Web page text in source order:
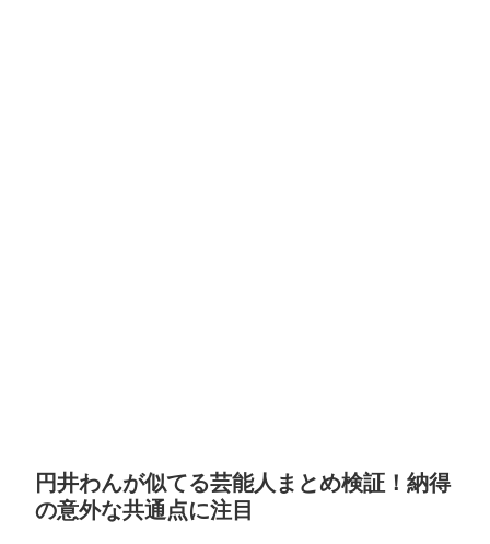
円井わんが似てる芸能人まとめ検証！納得
の意外な共通点に注目